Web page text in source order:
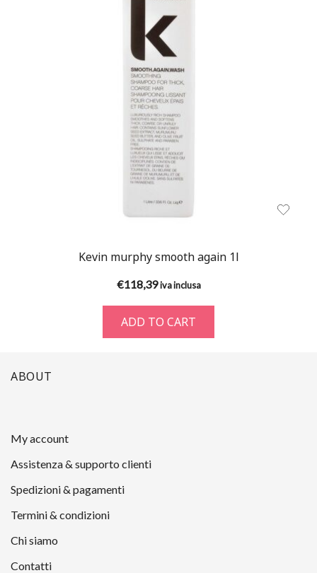
Kevin murphy smooth again 1l
€118,39 iva inclusa
ADD TO CART
ABOUT
My account
Assistenza & supporto clienti
Spedizioni & pagamenti
Termini & condizioni
Chi siamo
Contatti